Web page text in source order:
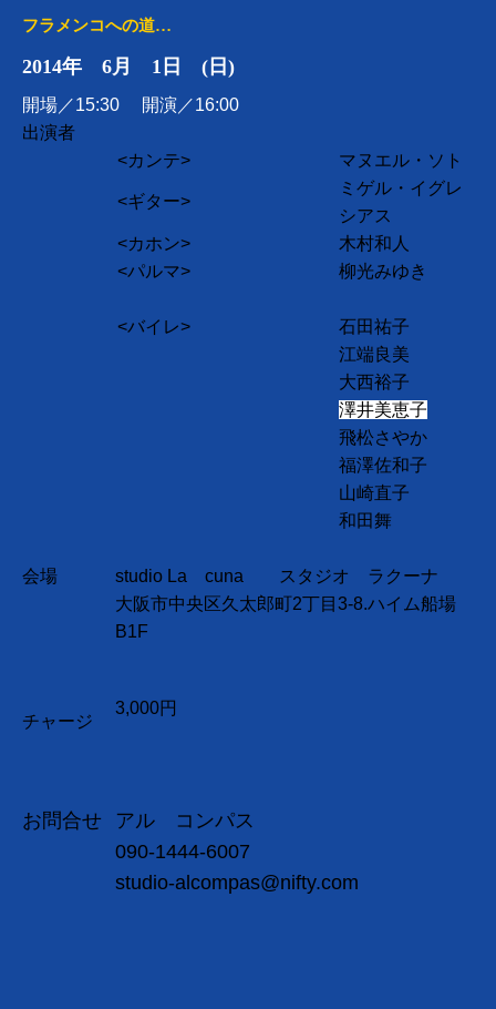
フラメンコへの道…
2014年 6月 1日 (日)
開場／15:30 開演／16:00
出演者
<カンテ>
マヌエル・ソト
<ギター>
ミゲル・イグレ
シアス
<カホン>
木村和人
<パルマ>
柳光みゆき
<バイレ>
石田祐子
江端良美
大西裕子
澤井美恵子
飛松さやか
福澤佐和子
山崎直子
和田舞
会場
studio La cuna スタジオ ラクーナ
大阪市中央区久太郎町2丁目3-8.ハイム船場
B1F
チャージ
3,000円
お問合せ
アル コンパス
090-1444-6007
studio-alcompas@nifty.com